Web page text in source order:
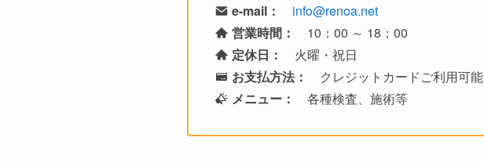
e-mail：
info@renoa.net
営業時間：
10：00 ～ 18：00
定休日：
火曜・祝日
お支払方法：
クレジットカードご利用可能
メニュー：
各種検査、施術等